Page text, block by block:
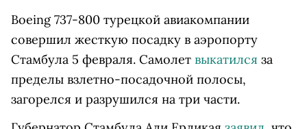
Boeing 737-800 турецкой авиакомпании
совершил жесткую посадку в аэропорту
Стамбула 5 февраля. Самолет выкатился за
пределы взлетно-посадочной полосы,
загорелся и разрушился на три части.